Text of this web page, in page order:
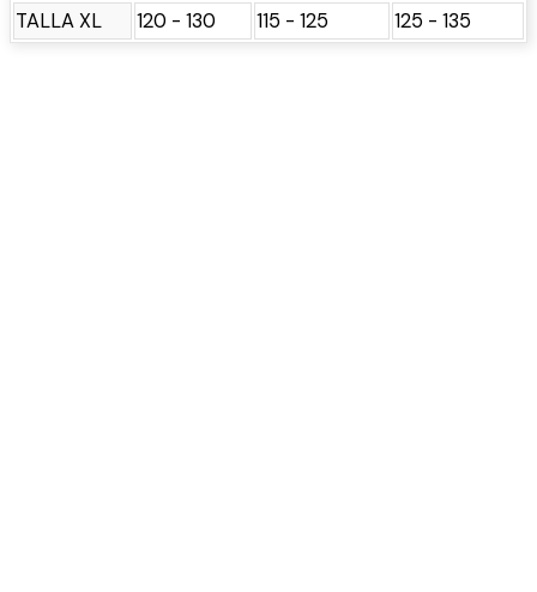
TALLA XL
120 - 130 115 - 125 125 - 135